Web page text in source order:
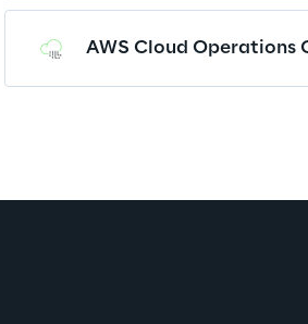
AWS Cloud Operations